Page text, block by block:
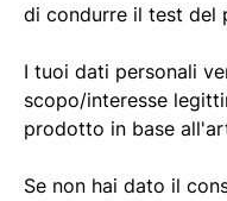
di condurre il test del
I tuoi dati personali
scopo/interesse
prodotto in base
Se non hai dato il